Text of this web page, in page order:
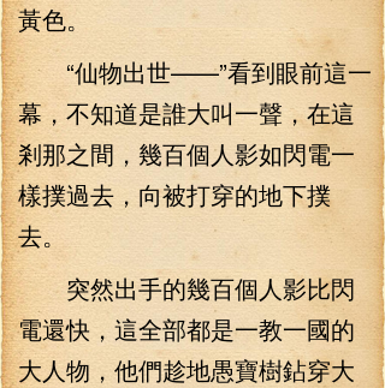
黃色。
“仙物出世——”看到眼前這一
幕，不知道是誰大叫一聲，在這
剎那之間，幾百個人影如閃電一
樣撲過去，向被打穿的地下撲
去。
突然出手的幾百個人影比閃
電還快，這全部都是一教一國的
大人物，他們趁地愚寶樹鉆穿大